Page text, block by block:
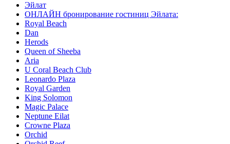
Эйлат
ОНЛАЙН бронирование гостиниц Эйлата:
Royal Beach
Dan
Herods
Queen of Sheeba
Aria
U Coral Beach Club
Leonardo Plaza
Royal Garden
King Solomon
Magic Palace
Neptune Eilat
Crowne Plaza
Orchid